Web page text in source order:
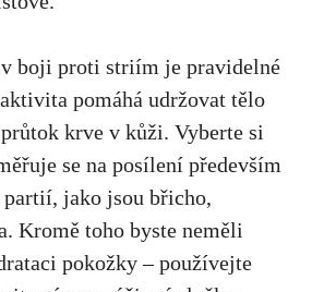
boji proti‌ striím je pravidelné
pomáhá udržovat⁣ tělo
‌krve v ​kůži. Vyberte si
se na posílení především
jako jsou břicho,
Kromě toho byste neměli
pokožky – používejte